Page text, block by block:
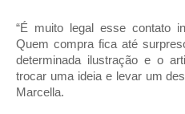
“É muito legal esse contato
Quem compra fica até
determinada ilustração e o
trocar uma ideia e levar um
Marcella.